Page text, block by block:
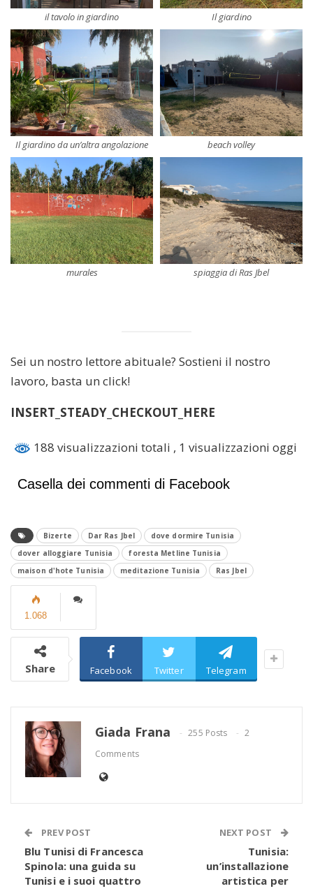
il tavolo in giardino Il giardino
Il giardino da un’altra angolazione beach volley
murales spiaggia di Ras Jbel
Sei un nostro lettore abituale? Sostieni il nostro
lavoro, basta un click!
INSERT_STEADY_CHECKOUT_HERE
188 visualizzazioni totali , 1 visualizzazioni oggi
Casella dei commenti di Facebook
Bizerte Dar Ras Jbel
dove dormire Tunisia
dover alloggiare Tunisia
foresta Metline Tunisia
maison d'hote Tunisia
meditazione Tunisia Ras Jbel
1.068
Share Facebook Twitter Telegram
Giada Frana 255 Posts
2
Comments
PREV POST
Blu Tunisi di Francesca
Spinola: una guida su
Tunisi e i suoi quattro
NEXT POST
Tunisia:
un’installazione
artistica per